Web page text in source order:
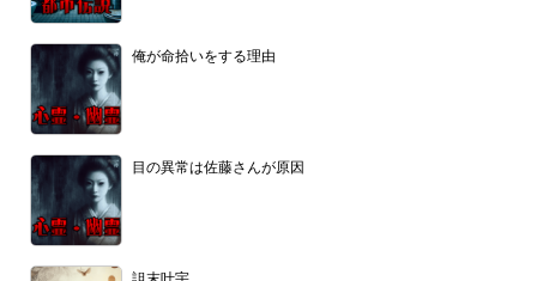
俺が命拾いをする理由
目の異常は佐藤さんが原因